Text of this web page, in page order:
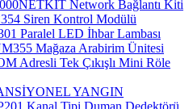
Network Bağlantı Kiti
Siren Kontrol Modülü
Paralel LED İhbar Lambası
Mağaza Arabirim Ünitesi
Adresli Tek Çıkışlı Mini Röle
YANGIN
Kanal Tipi Duman Dedektörü